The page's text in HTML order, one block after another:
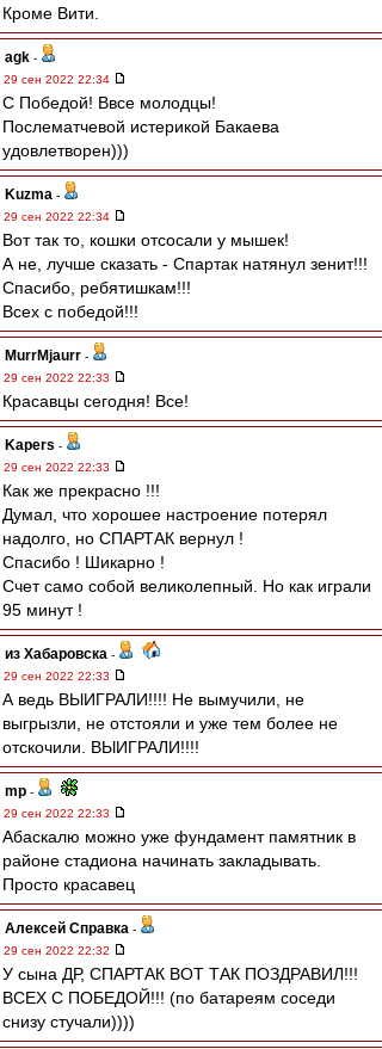
Кроме Вити.
agk -
29 сен 2022 22:34
С Победой! Ввсе молодцы!
Послематчевой истерикой Бакаева
удовлетворен)))
Kuzma -
29 сен 2022 22:34
Вот так то, кошки отсосали у мышек!
А не, лучше сказать - Спартак натянул зенит!!!
Спасибо, ребятишкам!!!
Всех с победой!!!
MurrMjaurr -
29 сен 2022 22:33
Красавцы сегодня! Все!
Kapers -
29 сен 2022 22:33
Как же прекрасно !!!
Думал, что хорошее настроение потерял
надолго, но СПАРТАК вернул !
Спасибо ! Шикарно !
Счет само собой великолепный. Но как играли
95 минут !
из Хабаровска -
29 сен 2022 22:33
А ведь ВЫИГРАЛИ!!!! Не вымучили, не
выгрызли, не отстояли и уже тем более не
отскочили. ВЫИГРАЛИ!!!!
mp -
29 сен 2022 22:33
Абаскалю можно уже фундамент памятник в
районе стадиона начинать закладывать.
Просто красавец
Алексей Справка -
29 сен 2022 22:32
У сына ДР, СПАРТАК ВОТ ТАК ПОЗДРАВИЛ!!!
ВСЕХ С ПОБЕДОЙ!!! (по батареям соседи
снизу стучали))))